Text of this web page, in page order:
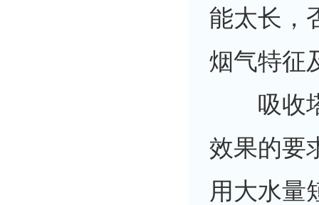
能太长，
烟气特征
吸收塔
效果的要
用大水量